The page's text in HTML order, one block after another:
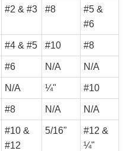
#2 & #3 #8
#5 &
#6
#4 & #5 #10 #8
#6 N/A N/A
N/A ¼" #10
#8 N/A N/A
#10 &
#12
5/16"
#12 &
¼"